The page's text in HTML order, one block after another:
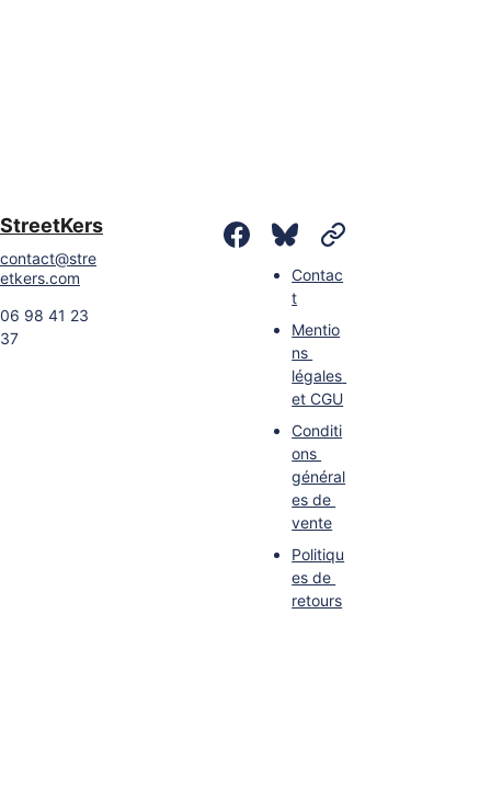
StreetKers
contact@stre
etkers.com
06 98 41 23
37
Contac
t
Mentio
ns
légales
et CGU
Conditi
ons
général
es de
vente
Politiqu
es de
retours